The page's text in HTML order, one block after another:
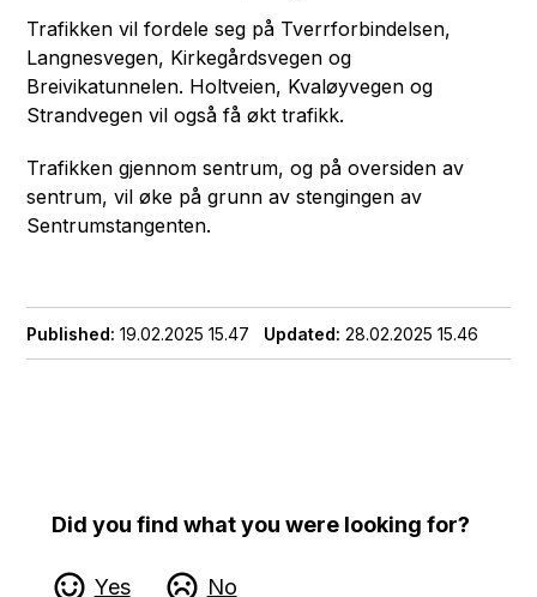
Trafikken vil fordele seg på Tverrforbindelsen,
Langnesvegen, Kirkegårdsvegen og
Breivikatunnelen. Holtveien, Kvaløyvegen og
Strandvegen vil også få økt trafikk.
Trafikken gjennom sentrum, og på oversiden av
sentrum, vil øke på grunn av stengingen av
Sentrumstangenten.
Published 19.02.2025 15.47 Updated 28.02.2025 15.46
Did you find what you were looking for?
Yes No